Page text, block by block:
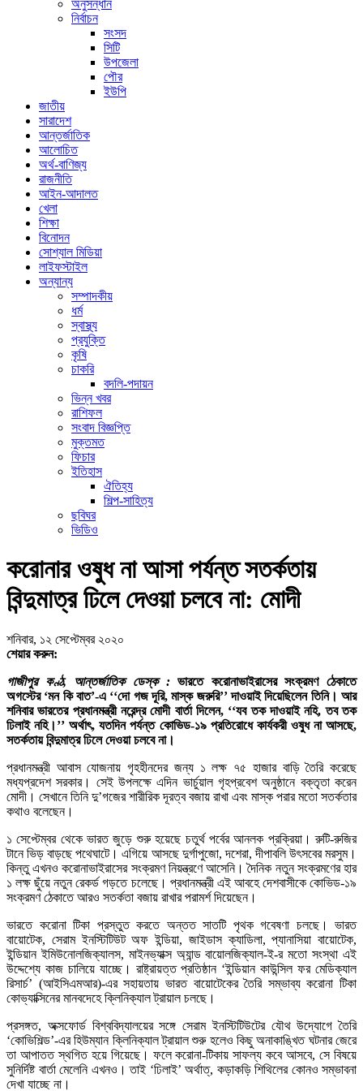
অনুসন্ধান
নির্বাচন
সংসদ
সিটি
উপজেলা
পৌর
ইউপি
জাতীয়
সারাদেশ
আন্তর্জাতিক
আলোচিত
অর্থ-বাণিজ্য
রাজনীতি
আইন-আদালত
খেলা
শিক্ষা
বিনোদন
সোশ্যাল মিডিয়া
লাইফস্টাইল
অন্যান্য
সম্পাদকীয়
ধর্ম
স্বাস্থ্য
প্রযুক্তি
কৃষি
চাকরি
বদলি-পদায়ন
ভিন্ন খবর
রাশিফল
সংবাদ বিজ্ঞপ্তি
মুক্তমত
ফিচার
ইতিহাস
ঐতিহ্য
শিল্প-সাহিত্য
ছবিঘর
ভিডিও
করোনার ওষুধ না আসা পর্যন্ত সতর্কতায়
বিন্দুমাত্র ঢিলে দেওয়া চলবে না: মোদী
শনিবার, ১২ সেপ্টেম্বর ২০২০
শেয়ার করুন:
গাজীপুর কণ্ঠ, আন্তর্জাতিক ডেস্ক :ভারতে করোনাভাইরাসের সংক্রমণ ঠেকাতে
অগস্টের ‘মন কি বাত’-এ ‘‘দো গজ দূরি, মাস্ক জরুরি’’ দাওয়াই দিয়েছিলেন তিনি। আর
শনিবার ভারতের প্রধানমন্ত্রী নরেন্দ্র মোদী বার্তা দিলেন, ‘‘যব তক দাওয়াই নহি, তব তক
ঢিলাই নহি।’’ অর্থাৎ, যতদিন পর্যন্ত কোভিড-১৯ প্রতিরোধে কার্যকরী ওষুধ না আসছে,
সতর্কতায় বিন্দুমাত্র ঢিলে দেওয়া চলবে না।
প্রধানমন্ত্রী আবাস যোজনায় গৃহহীনদের জন্য ১ লক্ষ ৭৫ হাজার বাড়ি তৈরি করেছে
মধ্যপ্রদেশ সরকার। সেই উপলক্ষে এদিন ভার্চুয়াল গৃহপ্রবেশ অনুষ্ঠানে বক্তৃতা করেন
মোদী। সেখানে তিনি দু’গজের শারীরিক দূরত্ব বজায় রাখা এবং মাস্ক পরার মতো সতর্কতার
কথাও বলেছেন।
১ সেপ্টেম্বর থেকে ভারত জুড়ে শুরু হয়েছে চতুর্থ পর্বের আনলক প্রক্রিয়া। রুটি-রুজির
টানে ভিড় বাড়ছে পথেঘাটে। এগিয়ে আসছে দুর্গাপুজো, দশেরা, দীপাবলি উৎসবের মরসুম।
কিন্তু এখনও করোনাভাইরাসের সংক্রমণ নিয়ন্ত্রণে আসেনি। দৈনিক নতুন সংক্রমণের হার
১ লক্ষ ছুঁয়ে নতুন রেকর্ড গড়তে চলেছে। প্রধানমন্ত্রী এই আবহে দেশবাসীকে কোভিড-১৯
সংক্রমণ ঠেকাতে আরও সতর্কতা বজায় রাখার পরামর্শ দিয়েছেন।
ভারতে করোনা টিকা প্রস্তুত করতে অন্তত সাতটি পৃথক গবেষণা চলছে। ভারত
বায়োটেক, সেরাম ইনস্টিটিউট অফ ইন্ডিয়া, জাইডাস ক্যাডিলা, প্যানাসিয়া বায়োটেক,
ইন্ডিয়ান ইমিউনোলজিক্যালস, মাইনভ্যাক্স অ্যান্ড বায়োলজিক্যাল-ই-র মতো সংস্থা এই
উদ্দেশ্যে কাজ চালিয়ে যাচ্ছে। রাষ্ট্রায়ত্ত প্রতিষ্ঠান ‘ইন্ডিয়ান কাউন্সিল ফর মেডিক্যাল
রিসার্চ’ (আইসিএমআর)-এর সহায়তায় ভারত বায়োটেকের তৈরি সম্ভাব্য করোনা টিকা
কোভ্যাক্সিনের মানবদেহে ক্লিনিক্যাল ট্রায়াল চলছে।
প্রসঙ্গত, অক্সফোর্ড বিশ্ববিদ্যালয়ের সঙ্গে সেরাম ইনস্টিটিউটের যৌথ উদ্যোগে তৈরি
‘কোভিশিল্ড’-এর হিউম্যান ক্লিনিক্যাল ট্রায়াল শুরু হলেও কিছু অনাকাঙ্খিত ঘটনার জেরে
তা আপাতত স্থগিত হয়ে গিয়েছে। ফলে করোনা-টিকায় সাফল্য কবে আসবে, সে বিষয়ে
সুনির্দিষ্ট বার্তা মেলেনি এখনও। তাই ‘ঢিলাই’ অর্থাত্, কড়াকড়ি শিথিলের কোনও সম্ভাবনা
দেখা যাচ্ছে না।